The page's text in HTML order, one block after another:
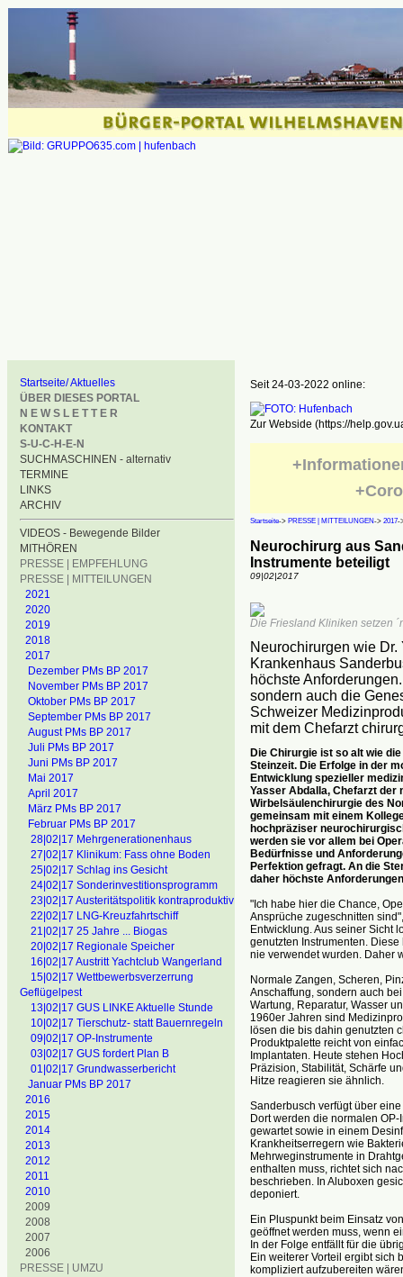
Startseite/ Aktuelles
ÜBER DIESES PORTAL
N E W S L E T T E R
KONTAKT
S-U-C-H-E-N
SUCHMASCHINEN - alternativ
TERMINE
LINKS
ARCHIV
VIDEOS - Bewegende Bilder
MITHÖREN
PRESSE | EMPFEHLUNG
PRESSE | MITTEILUNGEN
2021
2020
2019
2018
2017
Dezember PMs BP 2017
November PMs BP 2017
Oktober PMs BP 2017
September PMs BP 2017
August PMs BP 2017
Juli PMs BP 2017
Juni PMs BP 2017
Mai 2017
April 2017
März PMs BP 2017
Februar PMs BP 2017
28|02|17 Mehrgenerationenhaus
27|02|17 Klinikum: Fass ohne Boden
25|02|17 Schlag ins Gesicht
24|02|17 Sonderinvestitionsprogramm
23|02|17 Austeritätspolitik kontraproduktiv
22|02|17 LNG-Kreuzfahrtschiff
21|02|17 25 Jahre ... Biogas
20|02|17 Regionale Speicher
16|02|17 Austritt Yachtclub Wangerland
15|02|17 Wettbewerbsverzerrung
Geflügelpest
13|02|17 GUS LINKE Aktuelle Stunde
10|02|17 Tierschutz- statt Bauernregeln
09|02|17 OP-Instrumente
03|02|17 GUS fordert Plan B
01|02|17 Grundwasserbericht
Januar PMs BP 2017
2016
2015
2014
2013
2012
2011
2010
2009
2008
2007
2006
PRESSE | UMZU
Seit 24-03-2022 online:
Zur Webside (https://
Startseite-> PRESSE | MITTEILUNGEN-> 2017-
Neurochirurg aus
Instrumente beteiligt
09|02|2017
Die Friesland Kliniken setzen
Neurochirurgen wie
Krankenhaus
höchste
sondern auch die
Schweizer
mit dem Chefarzt
Die Chirurgie ist so alt wie
Steinzeit. Die Erfolge in der
Entwicklung spezieller
Yasser Abdalla, Chefarzt
Wirbelsäulenchirurgie des
gemeinsam mit einem
hochpräziser
werden sie vor allem bei
Bedürfnisse und
Perfektion gefragt. An die
daher höchste
"Ich habe hier die Chance,
Ansprüche zugeschnitten
Entwicklung. Aus seiner Sicht
genutzten Instrumenten.
nie verwendet wurden. Daher
Normale Zangen, Scheren,
Anschaffung, sondern auch
Wartung, Reparatur, Wasser
1960er Jahren sind
lösen die bis dahin genutzten
Produktpalette reicht von
Implantaten. Heute stehen
Präzision, Stabilität, Schärfe
Hitze reagieren sie ähnlich.
Sanderbusch verfügt über
Dort werden die normalen
gewartet sowie in einem
Krankheitserregern wie
Mehrweginstrumente in
enthalten muss, richtet sich
beschrieben. In Aluboxen
deponiert.
Ein Pluspunkt beim Einsatz
geöffnet werden muss, wenn
In der Folge entfällt für die
Ein weiterer Vorteil ergibt sich
kompliziert aufzubereiten